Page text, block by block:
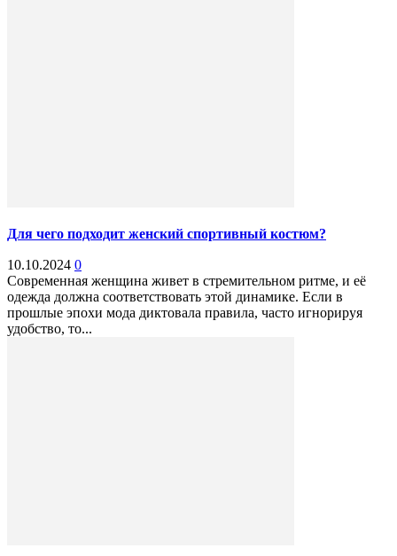
Для чего подходит женский спортивный костюм?
10.10.2024 0
Современная женщина живет в стремительном ритме, и её
одежда должна соответствовать этой динамике. Если в
прошлые эпохи мода диктовала правила, часто игнорируя
удобство, то...